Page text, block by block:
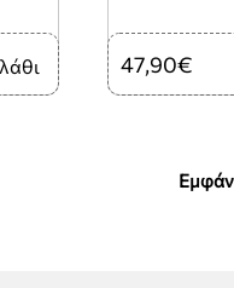
47,90€